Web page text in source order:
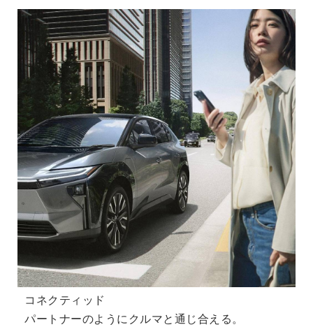
コネクティッド
パートナーのようにクルマと通じ合える。